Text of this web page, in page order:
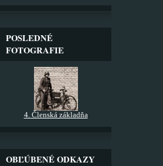
POSLEDNÉ
FOTOGRAFIE
4. Členská základňa
OBĽÚBENÉ ODKAZY